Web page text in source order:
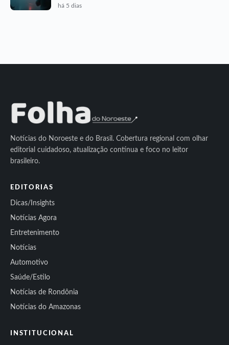
há 5 dias
Notícias do Noroeste e do Brasil. Cobertura regional com olhar
editorial cuidadoso, atualização contínua e foco no leitor
brasileiro.
EDITORIAS
Dicas/Insights
Notícias Agora
Entretenimento
Notícias
Automotivo
Saúde/Estilo
Notícias de Rondônia
Notícias do Amazonas
INSTITUCIONAL